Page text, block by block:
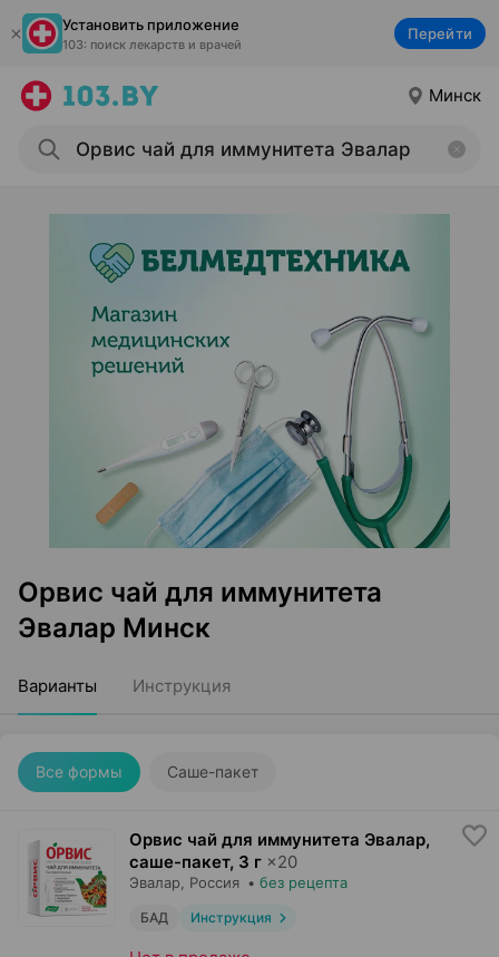
Установить приложение
103: поиск лекарств и врачей
Перейти
Минск
Орвис чай для иммунитета
Эвалар Минск
Варианты Инструкция
Все формы Саше-пакет
Орвис чай для иммунитета Эвалар,
саше-пакет, 3 г ×20
Эвалар , Россия • без рецепта
БАД Инструкция